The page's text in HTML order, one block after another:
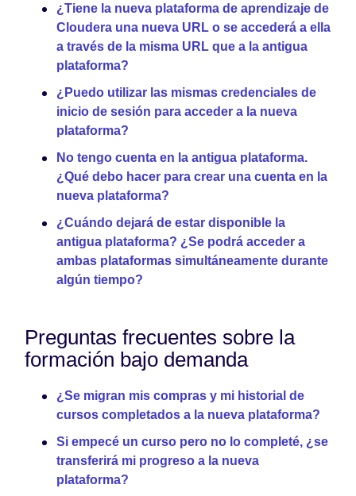
¿Tiene la nueva plataforma de aprendizaje de
Cloudera una nueva URL o se accederá a ella
a través de la misma URL que a la antigua
plataforma?
¿Puedo utilizar las mismas credenciales de
inicio de sesión para acceder a la nueva
plataforma?
No tengo cuenta en la antigua plataforma.
¿Qué debo hacer para crear una cuenta en la
nueva plataforma?
¿Cuándo dejará de estar disponible la
antigua plataforma? ¿Se podrá acceder a
ambas plataformas simultáneamente durante
algún tiempo?
Preguntas frecuentes sobre la
formación bajo demanda
¿Se migran mis compras y mi historial de
cursos completados a la nueva plataforma?
Si empecé un curso pero no lo completé, ¿se
transferirá mi progreso a la nueva
plataforma?